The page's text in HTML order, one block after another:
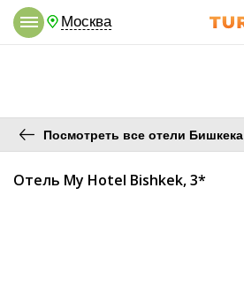
Москва
Посмотреть все отели Бишкека
Отель My Hotel Bishkek, 3*